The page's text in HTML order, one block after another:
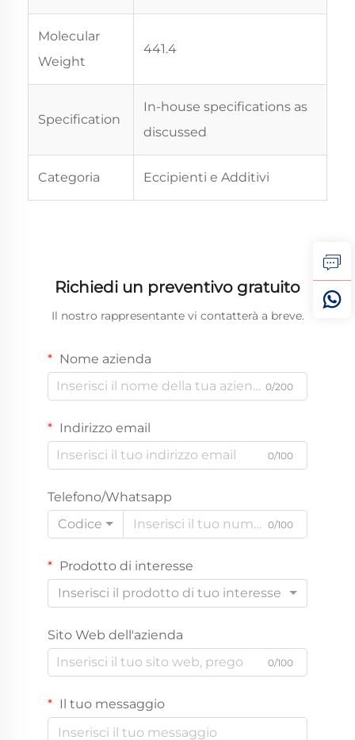
Molecular
Weight
441.4
Specification
In-house specifications as
discussed
Categoria Eccipienti e Additivi
Richiedi un preventivo gratuito
Il nostro rappresentante vi contatterà a breve.
Nome azienda
0/200
Indirizzo email
0/100
Telefono/Whatsapp
Codice
0/100
Prodotto di interesse
Inserisci il prodotto di tuo interesse
Sito Web dell'azienda
0/100
Il tuo messaggio